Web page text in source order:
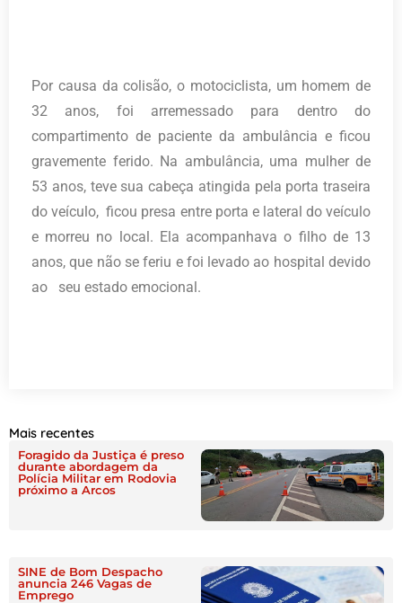
Por causa da colisão, o motociclista, um homem de
32 anos, foi arremessado para dentro do
compartimento de paciente da ambulância e ficou
gravemente ferido. Na ambulância, uma mulher de
53 anos, teve sua cabeça atingida pela porta traseira
do veículo, ficou presa entre porta e lateral do veículo
e morreu no local. Ela acompanhava o filho de 13
anos, que não se feriu e foi levado ao hospital devido
ao seu estado emocional.
Mais recentes
Foragido da Justiça é preso
durante abordagem da
Polícia Militar em Rodovia
próximo a Arcos
SINE de Bom Despacho
anuncia 246 Vagas de
Emprego